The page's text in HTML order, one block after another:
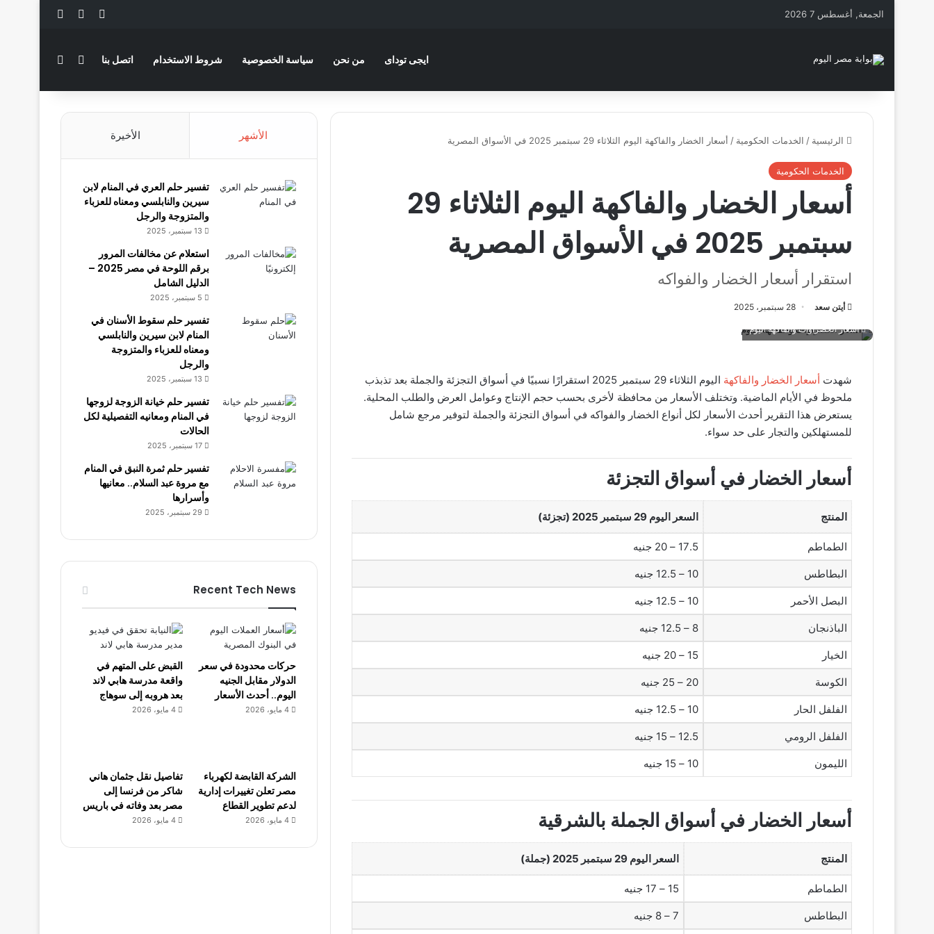
الجمعة, أغسطس 7 2026 فيسبوك
ايجى توداى من نحن سياسة الخصوصية شروط الاستخدام اتصل بنا الوضع المظلم
الرئيسية / الخدمات الحكومية / أسعار الخضار والفاكهة اليوم الثلاثاء 29 سبتمبر 2025 في الأسواق المصرية
الخدمات الحكومية
أسعار الخضار والفاكهة اليوم الثلاثاء 29
سبتمبر 2025 في الأسواق المصرية
استقرار أسعار الخضار والفواكه
أيتن سعد 28 سبتمبر، 2025
أسعار الخضراوات والفاكهة اليوم
شهدت أسعار الخضار والفاكهة
اليوم الثلاثاء 29 سبتمبر 2025 استقرارًا نسبيًا في أسواق التجزئة والجملة بعد تذبذب
ملحوظ في الأيام الماضية. وتختلف الأسعار من محافظة لأخرى بحسب حجم الإنتاج وعوامل العرض والطلب المحلية.
يستعرض هذا التقرير أحدث الأسعار لكل أنواع الخضار والفواكه في أسواق التجزئة والجملة لتوفير مرجع شامل
للمستهلكين والتجار على حد سواء.
أسعار الخضار في أسواق التجزئة
المنتج السعر اليوم 29 سبتمبر 2025 (تجزئة)
الطماطم 17.5 – 20 جنيه
البطاطس 10 – 12.5 جنيه
البصل الأحمر 10 – 12.5 جنيه
الباذنجان 8 – 12.5 جنيه
الخيار 15 – 20 جنيه
الكوسة 20 – 25 جنيه
الفلفل الحار 10 – 12.5 جنيه
الفلفل الرومي 12.5 – 15 جنيه
الليمون 10 – 15 جنيه
أسعار الخضار في أسواق الجملة بالشرقية
المنتج السعر اليوم 29 سبتمبر 2025 (جملة)
الطماطم 15 – 17 جنيه
البطاطس 7 – 8 جنيه
الأشهر الأخيرة
تفسير حلم العري في المنام لابن
سيرين والنابلسي ومعناه للعزباء
والمتزوجة والرجل
13 سبتمبر، 2025
استعلام عن مخالفات المرور
برقم اللوحة في مصر 2025 –
الدليل الشامل
5 سبتمبر، 2025
تفسير حلم سقوط الأسنان في
المنام لابن سيرين والنابلسي
ومعناه للعزباء والمتزوجة
والرجل
13 سبتمبر، 2025
تفسير حلم خيانة الزوجة لزوجها
في المنام ومعانيه التفصيلية لكل
الحالات
17 سبتمبر، 2025
تفسير حلم ثمرة النبق في المنام
مع مروة عبد السلام.. معانيها
وأسرارها
29 سبتمبر، 2025
Recent Tech News
حركات محدودة في سعر
الدولار مقابل الجنيه
اليوم.. أحدث الأسعار
4 مايو، 2026
القبض على المتهم في
واقعة مدرسة هابي لاند
بعد هروبه إلى سوهاج
4 مايو، 2026
الشركة القابضة لكهرباء
مصر تعلن تغييرات إدارية
لدعم تطوير القطاع
4 مايو، 2026
تفاصيل نقل جثمان هاني
شاكر من فرنسا إلى
مصر بعد وفاته في باريس
4 مايو، 2026